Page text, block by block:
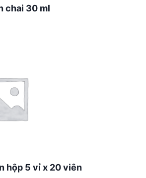
chai 30 ml
hộp 5 vỉ x 20 viên